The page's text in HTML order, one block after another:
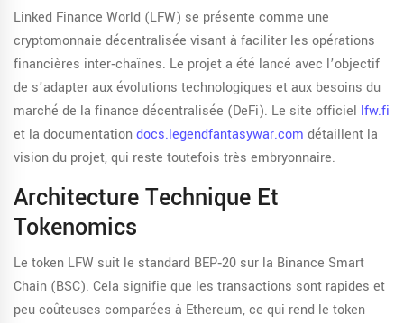
Linked Finance World (LFW) se présente comme une
cryptomonnaie décentralisée visant à faciliter les opérations
financières inter‑chaînes. Le projet a été lancé avec l’objectif
de s’adapter aux évolutions technologiques et aux besoins du
marché de la finance décentralisée (DeFi). Le site officiel lfw.fi
et la documentationdocs.legendfantasywar.com détaillent la
vision du projet, qui reste toutefois très embryonnaire.
Architecture Technique Et
Tokenomics
Le token LFW suit le standard BEP‑20 sur la Binance Smart
Chain (BSC). Cela signifie que les transactions sont rapides et
peu coûteuses comparées à Ethereum, ce qui rend le token